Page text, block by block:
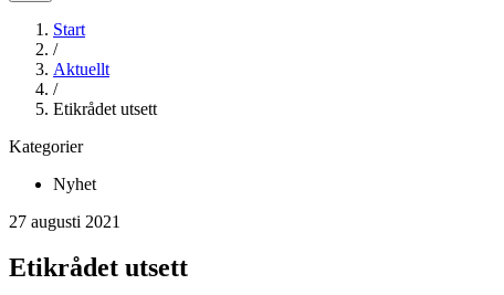
Start
/
Aktuellt
/
Etikrådet utsett
Kategorier
Nyhet
27 augusti 2021
Etikrådet utsett